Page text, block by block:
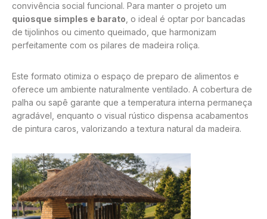
convivência social funcional. Para manter o projeto um
quiosque simples e barato , o ideal é optar por bancadas
de tijolinhos ou cimento queimado, que harmonizam
perfeitamente com os pilares de madeira roliça.
Este formato otimiza o espaço de preparo de alimentos e
oferece um ambiente naturalmente ventilado. A cobertura de
palha ou sapê garante que a temperatura interna permaneça
agradável, enquanto o visual rústico dispensa acabamentos
de pintura caros, valorizando a textura natural da madeira.